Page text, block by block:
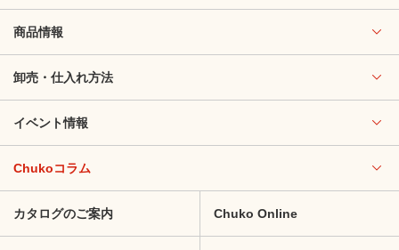
商品情報
卸売・仕入れ方法
イベント情報
Chukoコラム
カタログのご案内 Chuko Online